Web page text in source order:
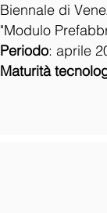
Biennale di
"Modulo
Periodo: aprile
Maturità